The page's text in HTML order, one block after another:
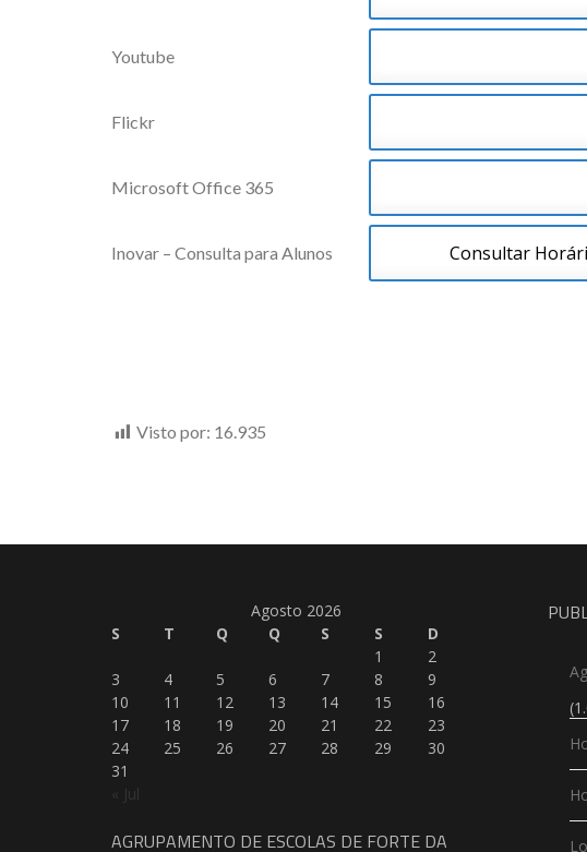
Youtube
Flickr
Microsoft Office 365
Inovar – Consulta para Alunos Consultar
Visto por: 16.935
Agosto 2026
S
T Q Q S S D
« Jul
1
2
3
4 5 6 7 8
9
10
11 12 13 14 15
16
17
18 19 20 21 22
23
24
25 26 27 28 29
30
31
AGRUPAMENTO DE ESCOLAS DE FORTE DA